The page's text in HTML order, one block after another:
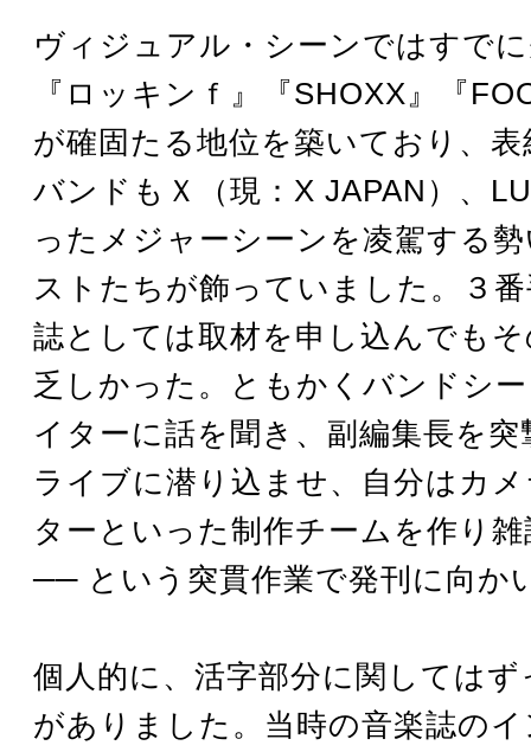
ヴィジュアル・シーンではすで
『ロッキンｆ』『SHOXX』『
が確固たる地位を築いており、
バンドもＸ（現：X JAPAN）、
ったメジャーシーンを凌駕する
ストたちが飾っていました。３
誌としては取材を申し込んでも
乏しかった。ともかくバンドシ
イターに話を聞き、副編集長を
ライブに潜り込ませ、自分はカ
ターといった制作チームを作り
── という突貫作業で発刊に向か
個人的に、活字部分に関しては
がありました。当時の音楽誌の